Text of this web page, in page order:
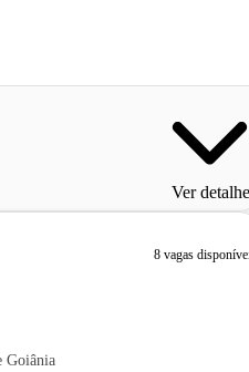
Ver
8 vagas
Goiânia